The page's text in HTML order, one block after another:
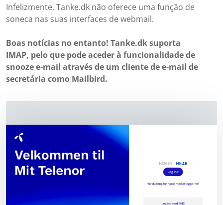
Infelizmente, Tanke.dk não oferece uma função de
soneca nas suas interfaces de webmail.
Boas notícias no entanto! Tanke.dk suporta
IMAP, pelo que pode aceder à funcionalidade de
snooze e-mail através de um cliente de e-mail de
secretária como Mailbird.